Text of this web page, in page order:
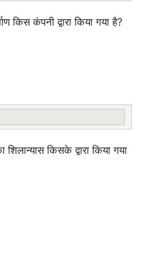
किस कंपनी द्वारा किया गया है?
किसके द्वारा किया गया